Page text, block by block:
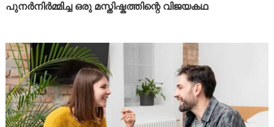
പുനർനിർമ്മിച്ച ഒരു മസ്തിഷ്കത്തിന്റെ വിജയകഥ